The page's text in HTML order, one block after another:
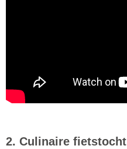
2. Culinaire fietstocht